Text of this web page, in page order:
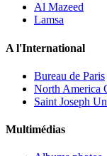
Al Mazeed
Lamsa
A l'International
Bureau de Paris
North America
Saint Joseph
Multimédias